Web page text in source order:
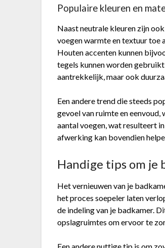
Populaire kleuren en
Naast neutrale kleuren zijn
voegen warmte en textuur toe
Houten accenten kunnen
tegels kunnen worden
aantrekkelijk, maar ook
Een andere trend die steeds
gevoel van ruimte en
aantal voegen, wat resulteert
afwerking kan bovendien
Handige tips om
Het vernieuwen van je
het proces soepeler laten
de indeling van je badkamer.
opslagruimtes om ervoor te